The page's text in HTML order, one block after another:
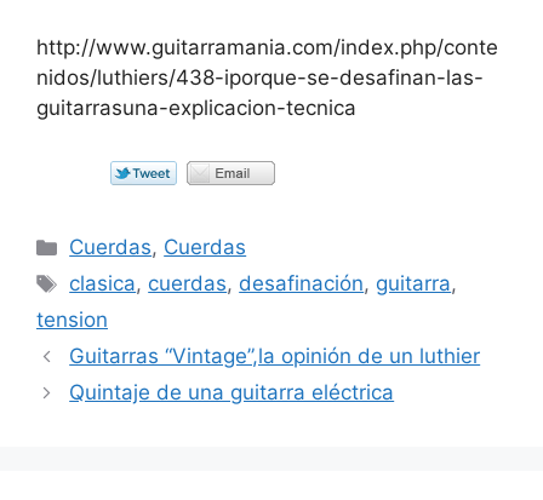
http://www.guitarramania.com/index.php/conte
nidos/luthiers/438-iporque-se-desafinan-las-
guitarrasuna-explicacion-tecnica
Categorías
Cuerdas, Cuerdas
Etiquetas
clasica, cuerdas, desafinación, guitarra,
tension
Guitarras “Vintage”,la opinión de un luthier
Quintaje de una guitarra eléctrica